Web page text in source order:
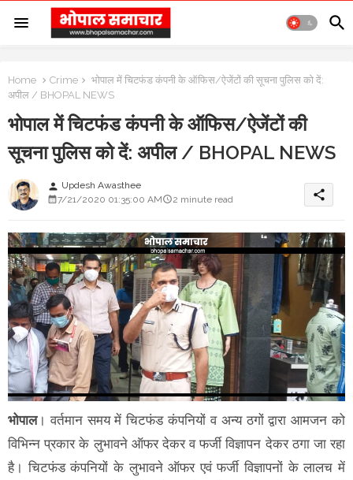
Home Crime
भोपाल में चिटफंड कंपनी के ऑफिस/ऐजेंटों की सूचना पुलिस को दें:
अपील / BHOPAL NEWS
भोपाल में चिटफंड कंपनी के ऑफिस/ऐजेंटों की
सूचना पुलिस को दें: अपील / BHOPAL NEWS
person Updesh Awasthee
7/21/2020 01:35:00 AM
2 minute read share
भोपाल। वर्तमान समय में चिटफंड कंपनियों व अन्य ठगों द्वारा आमजन को
विभिन्न प्रकार के लुभावने ऑफर देकर व फर्जी विज्ञापन देकर ठगा जा रहा
है। चिटफंड कंपनियों के लुभावने ऑफर एवं फर्जी विज्ञापनों के लालच में